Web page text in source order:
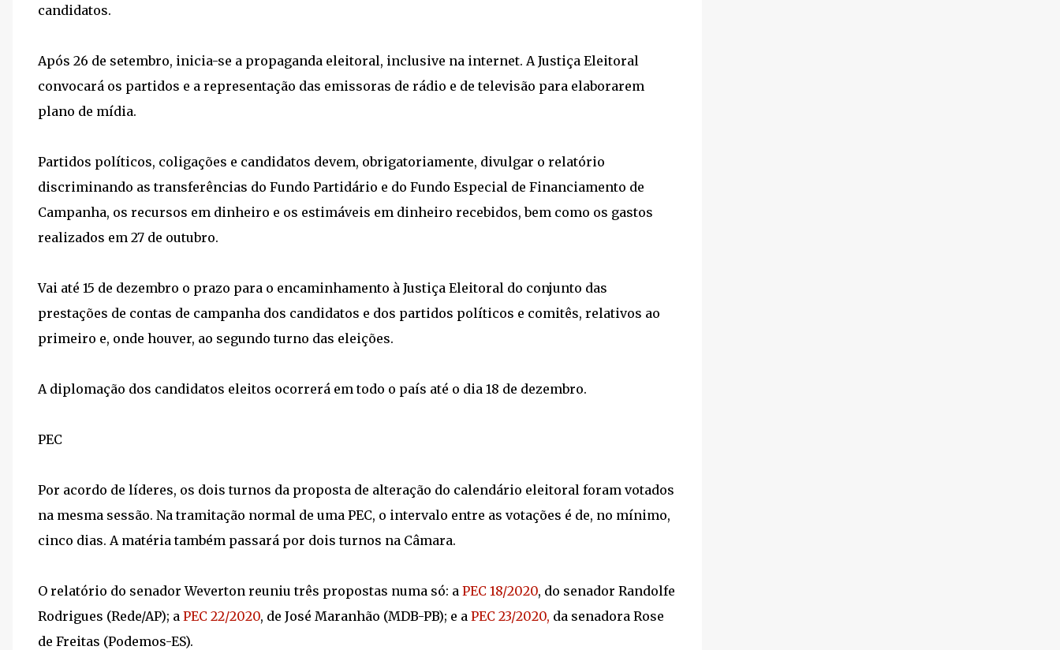
candidatos.
Após 26 de setembro, inicia-se a propaganda eleitoral, inclusive na internet. A Justiça Eleitoral
convocará os partidos e a representação das emissoras de rádio e de televisão para elaborarem
plano de mídia.
Partidos políticos, coligações e candidatos devem, obrigatoriamente, divulgar o relatório
discriminando as transferências do Fundo Partidário e do Fundo Especial de Financiamento de
Campanha, os recursos em dinheiro e os estimáveis em dinheiro recebidos, bem como os gastos
realizados em 27 de outubro.
Vai até 15 de dezembro o prazo para o encaminhamento à Justiça Eleitoral do conjunto das
prestações de contas de campanha dos candidatos e dos partidos políticos e comitês, relativos ao
primeiro e, onde houver, ao segundo turno das eleições.
A diplomação dos candidatos eleitos ocorrerá em todo o país até o dia 18 de dezembro.
PEC
Por acordo de líderes, os dois turnos da proposta de alteração do calendário eleitoral foram votados
na mesma sessão. Na tramitação normal de uma PEC, o intervalo entre as votações é de, no mínimo,
cinco dias. A matéria também passará por dois turnos na Câmara.
O relatório do senador Weverton reuniu três propostas numa só: a PEC 18/2020, do senador Randolfe
Rodrigues (Rede/AP); a PEC 22/2020, de José Maranhão (MDB-PB); e a PEC 23/2020, da senadora Rose
de Freitas (Podemos-ES).